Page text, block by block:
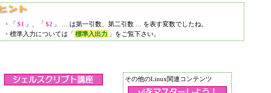
・「 $1 」、「 $2 」 … は第一引数、第二引数 … を表す変数でしたね。
・標準入力については「 標準入出力 」をご覧下さい。
その他のLinux関連コンテンツ